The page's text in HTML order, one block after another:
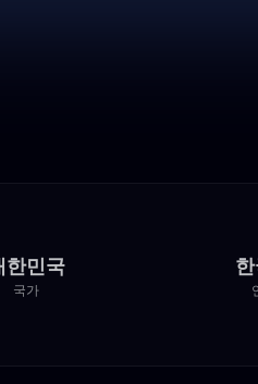
한민국
국가
한